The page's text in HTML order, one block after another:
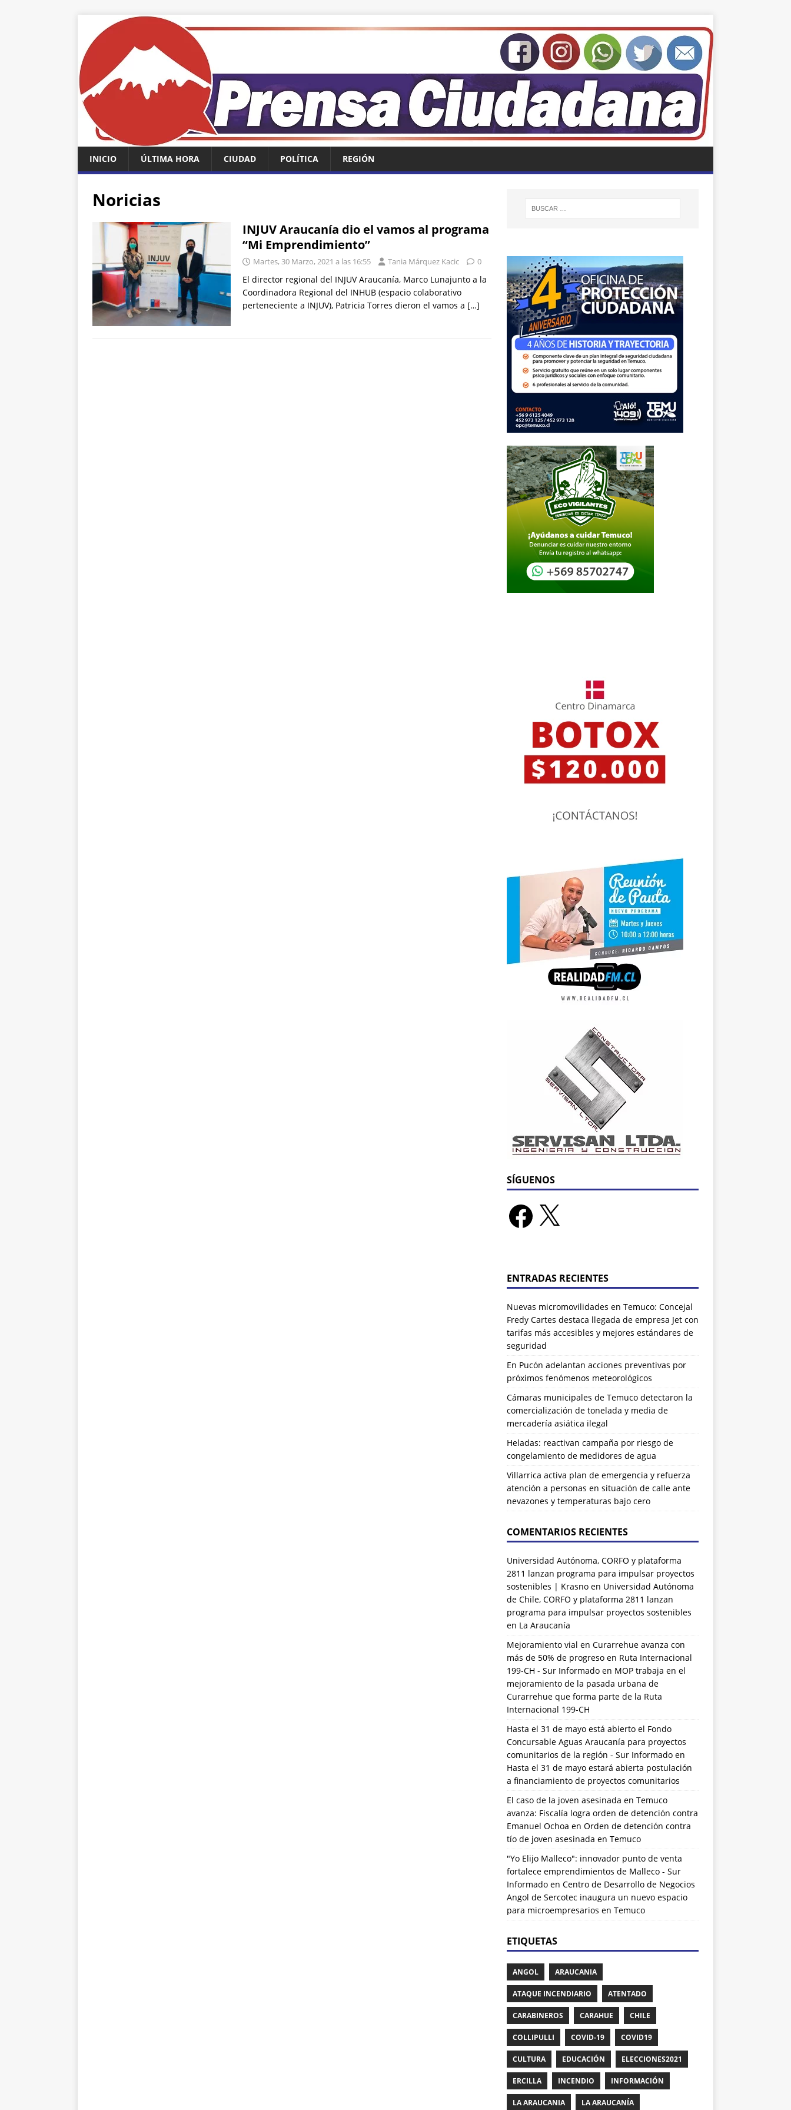
INICIO ÚLTIMA HORA CIUDAD POLÍTICA REGIÓN
Noricias
INJUV Araucanía dio el vamos al programa
“Mi Emprendimiento”
Martes, 30 Marzo, 2021 a las 16:55 Tania Márquez Kacic 0
El director regional del INJUV Araucanía, Marco Lunajunto a la
Coordinadora Regional del INHUB (espacio colaborativo
perteneciente a INJUV), Patricia Torres dieron el vamos a […]
SÍGUENOS
ENTRADAS RECIENTES
Nuevas micromovilidades en Temuco: Concejal
Fredy Cartes destaca llegada de empresa Jet con
tarifas más accesibles y mejores estándares de
seguridad
En Pucón adelantan acciones preventivas por
próximos fenómenos meteorológicos
Cámaras municipales de Temuco detectaron la
comercialización de tonelada y media de
mercadería asiática ilegal
Heladas: reactivan campaña por riesgo de
congelamiento de medidores de agua
Villarrica activa plan de emergencia y refuerza
atención a personas en situación de calle ante
nevazones y temperaturas bajo cero
COMENTARIOS RECIENTES
Universidad Autónoma, CORFO y plataforma
2811 lanzan programa para impulsar proyectos
sostenibles | Krasnoen Universidad Autónoma
de Chile, CORFO y plataforma 2811 lanzan
programa para impulsar proyectos sostenibles
en La Araucanía
Mejoramiento vial en Curarrehue avanza con
más de 50% de progreso en Ruta Internacional
199-CH - Sur Informadoen MOP trabaja en el
mejoramiento de la pasada urbana de
Curarrehue que forma parte de la Ruta
Internacional 199-CH
Hasta el 31 de mayo está abierto el Fondo
Concursable Aguas Araucanía para proyectos
comunitarios de la región - Sur Informadoen
Hasta el 31 de mayo estará abierta postulación
a financiamiento de proyectos comunitarios
El caso de la joven asesinada en Temuco
avanza: Fiscalía logra orden de detención contra
Emanuel Ochoa en Orden de detención contra
tío de joven asesinada en Temuco
"Yo Elijo Malleco": innovador punto de venta
fortalece emprendimientos de Malleco - Sur
Informadoen Centro de Desarrollo de Negocios
Angol de Sercotec inaugura un nuevo espacio
para microempresarios en Temuco
ETIQUETAS
ANGOL ARAUCANIA
ATAQUE INCENDIARIO ATENTADO
CARABINEROS CARAHUE CHILE
COLLIPULLI COVID-19 COVID19
CULTURA EDUCACIÓN ELECCIONES2021
ERCILLA INCENDIO INFORMACIÓN
LA ARAUCANIA LA ARAUCANÍA